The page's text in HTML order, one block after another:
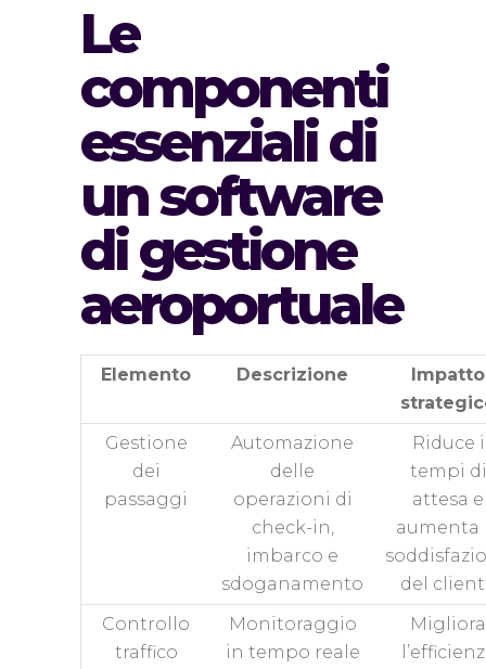
Le
componenti
essenziali di
un software
di gestione
aeroportuale
Elemento Descrizione
Impatto
Gestione
dei
passaggi
Automazione
delle
operazioni di
check-in,
imbarco e
sdoganamento
Riduce i
tempi di
attesa e
aumenta
del
Controllo
traffico
Monitoraggio
in tempo reale
Migliora